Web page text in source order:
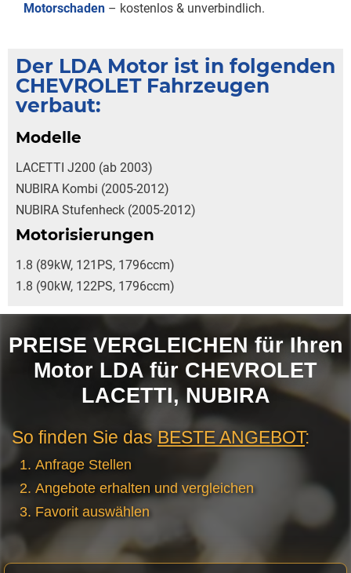
Motorschaden – kostenlos & unverbindlich.
Der LDA Motor ist in folgenden
CHEVROLET Fahrzeugen
verbaut:
Modelle
LACETTI J200 (ab 2003)
NUBIRA Kombi (2005-2012)
NUBIRA Stufenheck (2005-2012)
Motorisierungen
1.8 (89kW, 121PS, 1796ccm)
1.8 (90kW, 122PS, 1796ccm)
PREISE VERGLEICHEN für Ihren
Motor LDA für CHEVROLET
LACETTI, NUBIRA
So finden Sie das BESTE ANGEBOT:
Anfrage Stellen
Angebote erhalten und vergleichen
Favorit auswählen